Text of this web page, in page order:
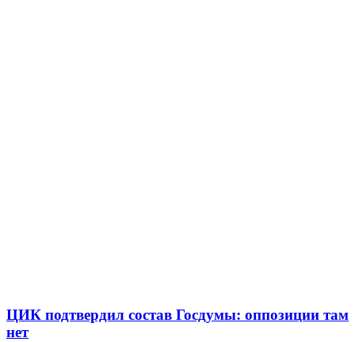
ЦИК подтвердил состав Госдумы: оппозиции там
нет